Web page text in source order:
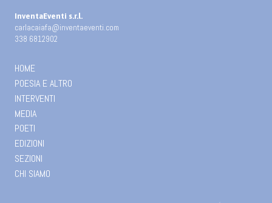
InventaEventi s.r.l.
carlacaiafa@inventaeventi.com
338 6812902
HOME
POESIA E ALTRO
INTERVENTI
MEDIA
POETI
EDIZIONI
SEZIONI
CHI SIAMO